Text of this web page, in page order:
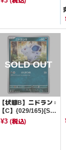
【状態B】ニドラン♀
【C】{029/165}[SV
2a]
¥3(税込)